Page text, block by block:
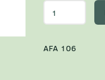
AFA 106